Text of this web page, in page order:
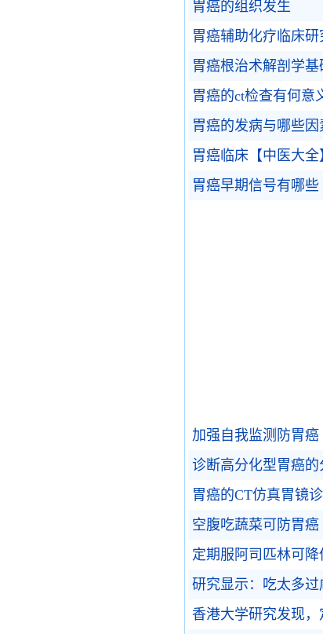
胃癌的组织发生
胃癌辅助化疗临床
胃癌根治术解剖学基
胃癌的ct检查有何意
胃癌的发病与哪些因
胃癌临床【中医大全
胃癌早期信号有哪些
加强自我监测防胃癌
诊断高分化型胃癌
胃癌的CT仿真胃镜
空腹吃蔬菜可防胃癌
定期服阿司匹林可
研究显示：吃太多
香港大学研究发现